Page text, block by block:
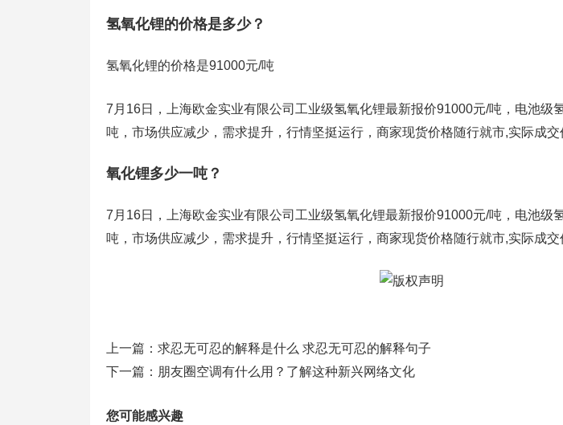
氢氧化锂的价格是多少？
氢氧化锂的价格是91000元/吨
7月16日，上海欧金实业有限公司工业级氢氧化锂最新报价91000元/吨，电池级
吨，市场供应减少，需求提升，行情坚挺运行，商家现货价格随行就市,实际成交
氧化锂多少一吨？
7月16日，上海欧金实业有限公司工业级氢氧化锂最新报价91000元/吨，电池级
吨，市场供应减少，需求提升，行情坚挺运行，商家现货价格随行就市,实际成交
上一篇： 求忍无可忍的解释是什么 求忍无可忍的解释句子
下一篇： 朋友圈空调有什么用？了解这种新兴网络文化
您可能感兴趣